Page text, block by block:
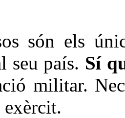
són els
seu país. Sí
militar.